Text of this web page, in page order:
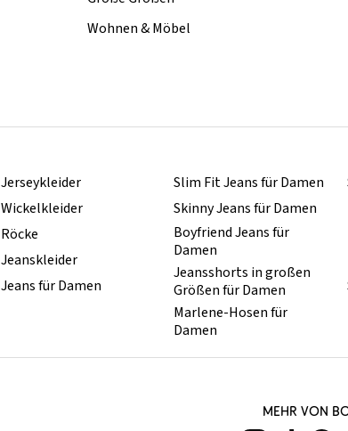
Wohnen & Möbel
Jerseykleider
Wickelkleider
Röcke
Jeanskleider
Jeans für Damen
Slim Fit Jeans für Damen
Skinny Jeans für Damen
Boyfriend Jeans für
Damen
Jeansshorts in großen
Größen für Damen
Marlene-Hosen für
Damen
MEHR VON